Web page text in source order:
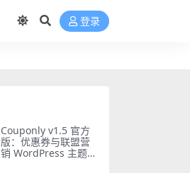
登录
Couponly v1.5 官方
版：优惠券与联盟营
销 WordPress 主题